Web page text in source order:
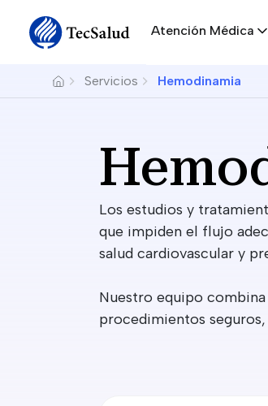
Atención Médica
BreadcrumbServicios Hemodinamia
Los estudios y
que impiden el flujo
salud cardiovascular y
Nuestro equipo
procedimientos